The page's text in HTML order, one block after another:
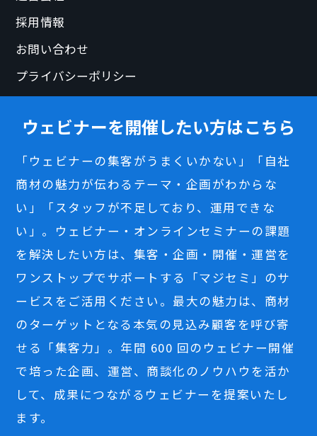
採用情報
お問い合わせ
プライバシーポリシー
ウェビナーを開催したい方はこちら
「ウェビナーの集客がうまくいかない」「自社
商材の魅力が伝わるテーマ・企画がわからな
い」「スタッフが不足しており、運用できな
い」。ウェビナー・オンラインセミナーの課題
を解決したい方は、集客・企画・開催・運営を
ワンストップでサポートする「マジセミ」のサ
ービスをご活用ください。最大の魅力は、商材
のターゲットとなる本気の見込み顧客を呼び寄
せる「集客力」。年間 600 回のウェビナー開催
で培った企画、運営、商談化のノウハウを活か
して、成果につながるウェビナーを提案いたし
ます。